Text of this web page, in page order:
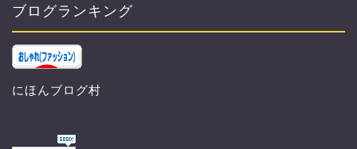
ブログランキング
にほんブログ村